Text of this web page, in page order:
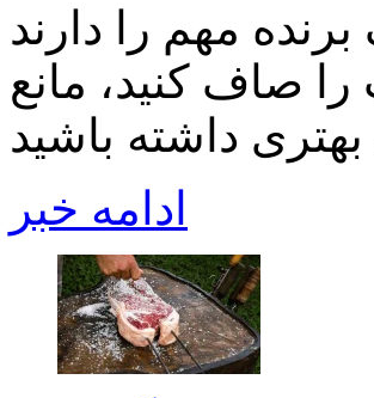
مهم را دارند
صاف کنید، مانع
داشته باشید
ادامه خبر